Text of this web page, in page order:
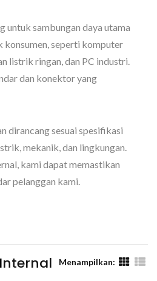
untuk sambungan daya utama
seperti komputer
listrik ringan, dan PC industri.
dan konektor yang
dirancang sesuai spesifikasi
mekanik, dan lingkungan.
kami dapat memastikan
pelanggan kami.
Menampilkan: